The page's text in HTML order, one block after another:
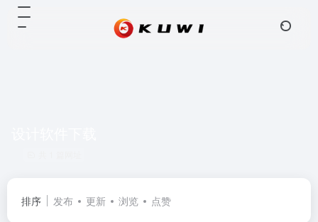
排序 发布 更新 浏览 点赞